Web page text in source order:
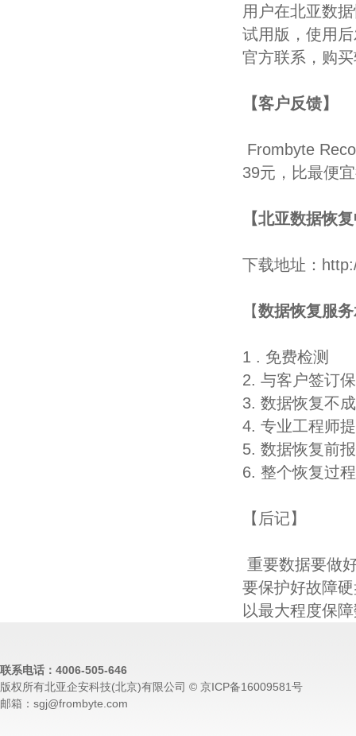
用户在北亚数
试用版，使用
官方联系，购
【客户反馈】
Frombyte
39元，比最便
【北亚数据恢
下载地址：
【数据恢复服
1 . 免费检测
2. 与客户签订
3. 数据恢复不
4. 专业工程师
5. 数据恢复前
6. 整个恢复过
【后记】
重要数据要做
要保护好故障
以最大程度保
联系电话：4006-505-646
版权所有北亚企安科技(北京)有限公司 © 京ICP备16009581号
邮箱：sgj@frombyte.com